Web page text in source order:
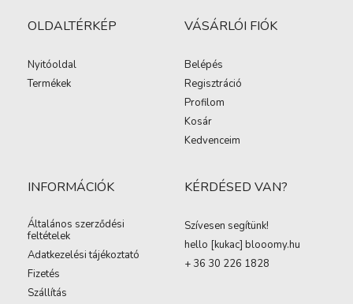
OLDALTÉRKÉP
Nyitóoldal
Termékek
VÁSÁRLÓI FIÓK
Belépés
Regisztráció
Profilom
Kosár
Kedvenceim
INFORMÁCIÓK
Általános szerződési
feltételek
Adatkezelési tájékoztató
Fizetés
Szállítás
KÉRDÉSED VAN?
Szívesen segítünk!
hello [kukac] blooomy.hu
+ 36 30 226 1828